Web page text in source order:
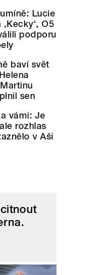
Lucie
O5
podporu
baví svět
sen
vámi: Je
rozhlas
v Aši